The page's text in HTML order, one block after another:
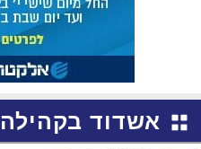
אשדוד בקהילה